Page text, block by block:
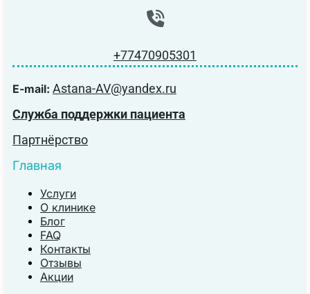
+77470905301
E-mail: Astana-AV@yandex.ru
Служба поддержки пациента
Партнёрство
Главная
Услуги
О клинике
Блог
FAQ
Контакты
Отзывы
Акции